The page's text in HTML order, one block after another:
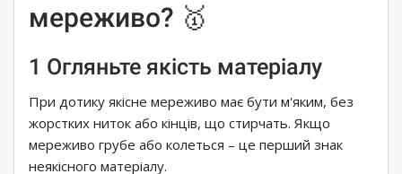
мереживо? 🥇
1 Огляньте якість матеріалу
При дотику якісне мереживо має бути м'яким, без
жорстких ниток або кінців, що стирчать. Якщо
мереживо грубе або колеться – це перший знак
неякісного матеріалу.